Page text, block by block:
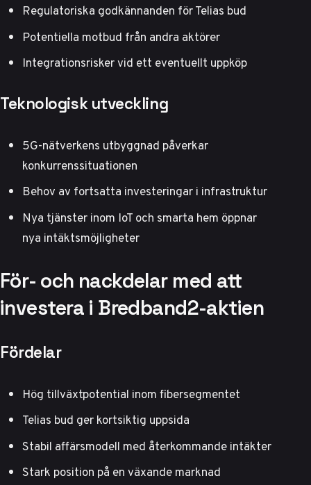
Regulatoriska godkännanden för Telias bud
Potentiella motbud från andra aktörer
Integrationsrisker vid ett eventuellt uppköp
Teknologisk utveckling
5G-nätverkens utbyggnad påverkar
konkurrenssituationen
Behov av fortsatta investeringar i infrastruktur
Nya tjänster inom IoT och smarta hem öppnar
nya intäktsmöjligheter
För- och nackdelar med att
investera i Bredband2-aktien
Fördelar
Hög tillväxtpotential inom fibersegmentet
Telias bud ger kortsiktig uppsida
Stabil affärsmodell med återkommande intäkter
Stark position på en växande marknad